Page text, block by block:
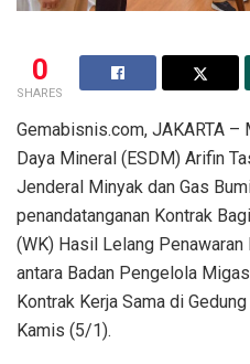
0
SHARES
Gemabisnis.com, JAKARTA –
Daya Mineral (ESDM) Arifin
Jenderal Minyak dan Gas
penandatanganan Kontrak
(WK) Hasil Lelang Penawaran
antara Badan Pengelola
Kontrak Kerja Sama di
Kamis (5/1).